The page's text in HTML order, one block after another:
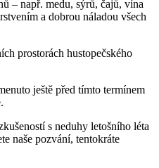
– např. medu, sýrů, čajů, vína
a dobrou náladou všech
prostorách hustopečského
ještě před tímto termínem
s neduhy letošního léta
naše pozvání, tentokráte